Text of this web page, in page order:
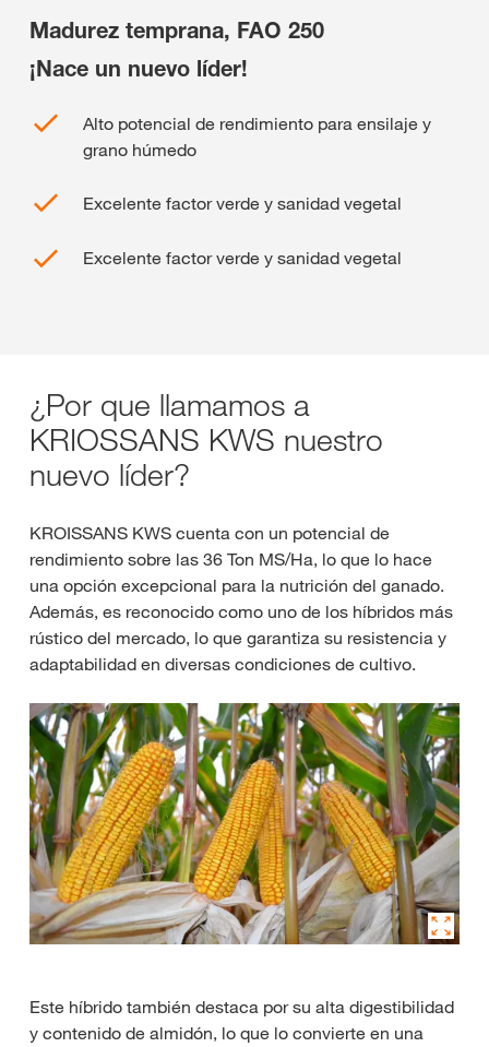
Madurez temprana, FAO 250
¡Nace un nuevo líder!
Alto potencial de rendimiento para ensilaje y
grano húmedo
Excelente factor verde y sanidad vegetal
Excelente factor verde y sanidad vegetal
¿Por que llamamos a
KRIOSSANS KWS nuestro
nuevo líder?
KROISSANS KWS cuenta con un potencial de
rendimiento sobre las 36 Ton MS/Ha, lo que lo hace
una opción excepcional para la nutrición del ganado.
Además, es reconocido como uno de los híbridos más
rústico del mercado, lo que garantiza su resistencia y
adaptabilidad en diversas condiciones de cultivo.
Este híbrido también destaca por su alta digestibilidad
y contenido de almidón, lo que lo convierte en una